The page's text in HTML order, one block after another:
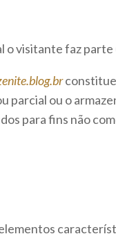
o visitante faz parte
parcial ou o
para fins não